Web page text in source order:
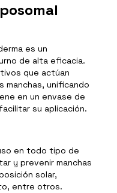
es un
de alta eficacia.
que actúan
manchas, unificando
en un envase de
su aplicación.
en todo tipo de
y prevenir manchas
solar,
entre otros.